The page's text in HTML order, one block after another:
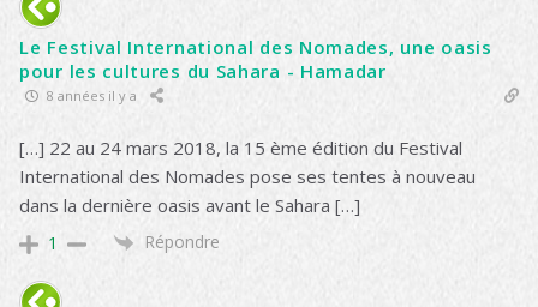
Le Festival International des Nomades, une oasis
pour les cultures du Sahara - Hamadar
8 années il y a
[…] 22 au 24 mars 2018, la 15 ème édition du Festival
International des Nomades pose ses tentes à nouveau
dans la dernière oasis avant le Sahara […]
1 Répondre